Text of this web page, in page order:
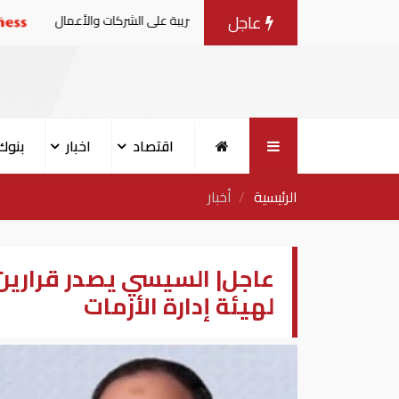
عاجل
الوزاري في شأن الضريبة على الشركات والأعمال
اقتصاد اخبار
الرئيسية
أخبار
عاجل| السيسي يصدر
لهيئة إدارة الأزمات